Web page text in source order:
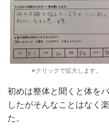
※クリックで拡大します。
初めは整体と聞くと体を
したがそんなことはなく
た。